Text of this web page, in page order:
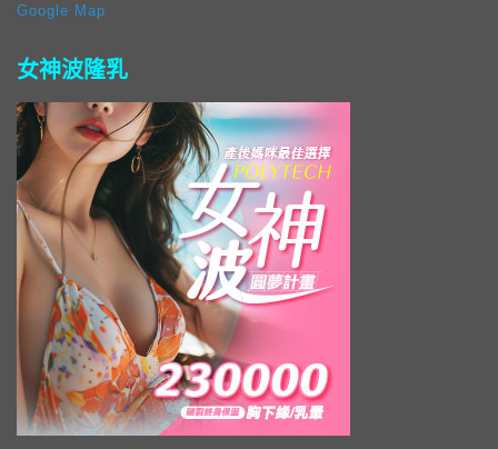
Google Map
女神波隆乳